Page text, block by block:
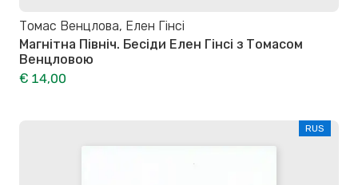
Томас Венцлова, Елен Гінсі
Магнітна Північ. Бесіди Елен Гінсі з Томасом
Венцловою
€ 14,00
RUS